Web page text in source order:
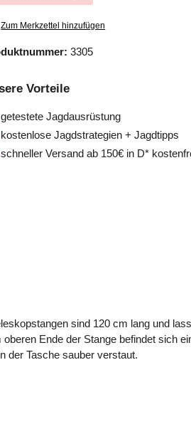
Zum Merkzettel hinzufügen
3305
Vorteile
getestete Jagdausrüstung
kostenlose Jagdstrategien + Jagdtipps
schneller Versand ab 150€ in D*
sind 120 cm lang und
Ende der Stange befindet sich
der Tasche sauber verstaut.